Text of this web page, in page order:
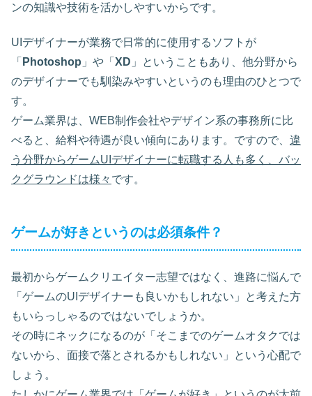
ンの知識や技術を活かしやすいからです。
UIデザイナーが業務で日常的に使用するソフトが
「 Photoshop 」や「 XD 」ということもあり、他分野から
のデザイナーでも馴染みやすいというのも理由のひとつで
す。
ゲーム業界は、WEB制作会社やデザイン系の事務所に比
べると、給料や待遇が良い傾向にあります。ですので、 違
う分野からゲームUIデザイナーに転職する人も多く、バッ
クグラウンドは様々 です。
ゲームが好きというのは必須条件？
最初からゲームクリエイター志望ではなく、進路に悩んで
「ゲームのUIデザイナーも良いかもしれない」と考えた方
もいらっしゃるのではないでしょうか。
その時にネックになるのが「そこまでのゲームオタクでは
ないから、面接で落とされるかもしれない」という心配で
しょう。